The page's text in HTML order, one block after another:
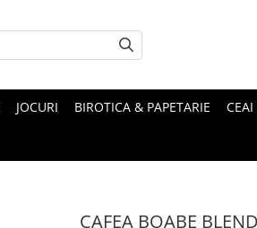
JOCURI BIROTICA & PAPETARIE CEAI
CAFEA BOABE